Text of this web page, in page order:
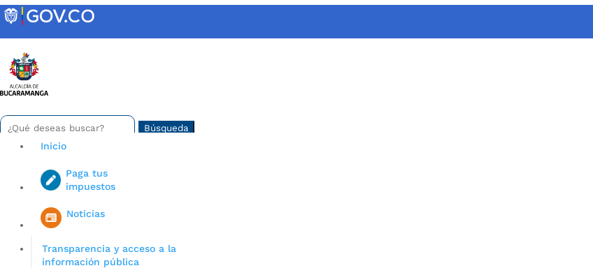
Skip
to
Buscar:
Search
for...
Iniciar sesión en gov co
Inicio
Paga tus
impuestos
Noticias
Transparencia y acceso a la
información pública